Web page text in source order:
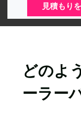
見積もり
どのよ
ーラー